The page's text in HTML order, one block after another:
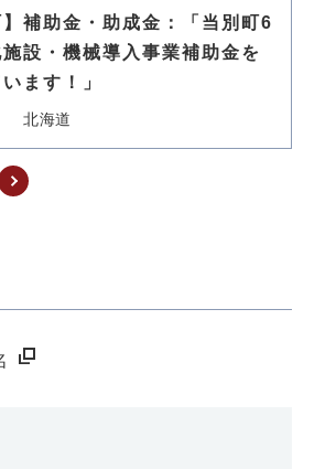
】補助金・助成金：「当別町6
設・機械導入事業補助金を
ます！」
北海道